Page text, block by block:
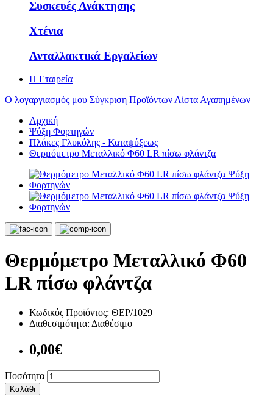
Συσκευές Ανάκτησης
Χτένια
Ανταλλακτικά Εργαλείων
Η Εταιρεία
Ο λογαργιασμός μου Σύγκριση ΠροϊόντωνΛίστα Αγαπημένων
Αρχική
Ψύξη Φορτηγών
Πλάκες Γλυκόλης - Καταψύξεως
Θερμόμετρο Μεταλλικό Φ60 LR πίσω φλάντζα
Θερμόμετρο Μεταλλικό Φ60
LR πίσω φλάντζα
Κωδικός Προϊόντος: ΘΕΡ/1029
Διαθεσιμότητα: Διαθέσιμο
0,00€
Ποσότητα
Καλάθι